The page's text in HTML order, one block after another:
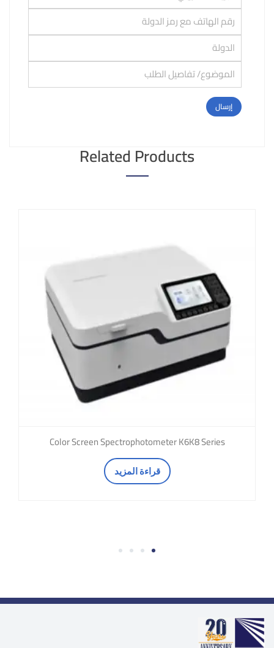
Related Products
Color Screen Spectrophotometer K6K8 Series
قراءة المزيد
1
2
3
4